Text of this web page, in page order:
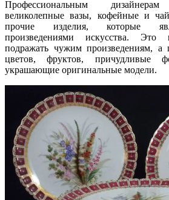
Профессиональным
великолепные вазы, кофейные и
прочие изделия, которые
произведениями искусства.
подражать чужим произведениям, а
цветов, фруктов, причудливые
украшающие оригинальные модели.